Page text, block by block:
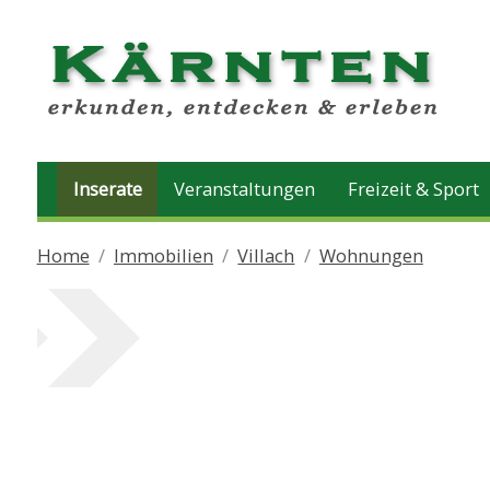
Inserate Veranstaltungen Freizeit & Sport
Home Immobilien Villach Wohnungen